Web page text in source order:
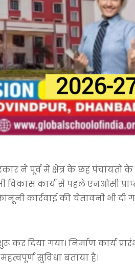
ने पूर्व में क्षेत्र के छह पंचायतों के
विकास कार्य से पहले एनओसी
कार्रवाई की चेतावनी भी दी
दिया गया। निर्माण कार्य
सुविधा बताया है।